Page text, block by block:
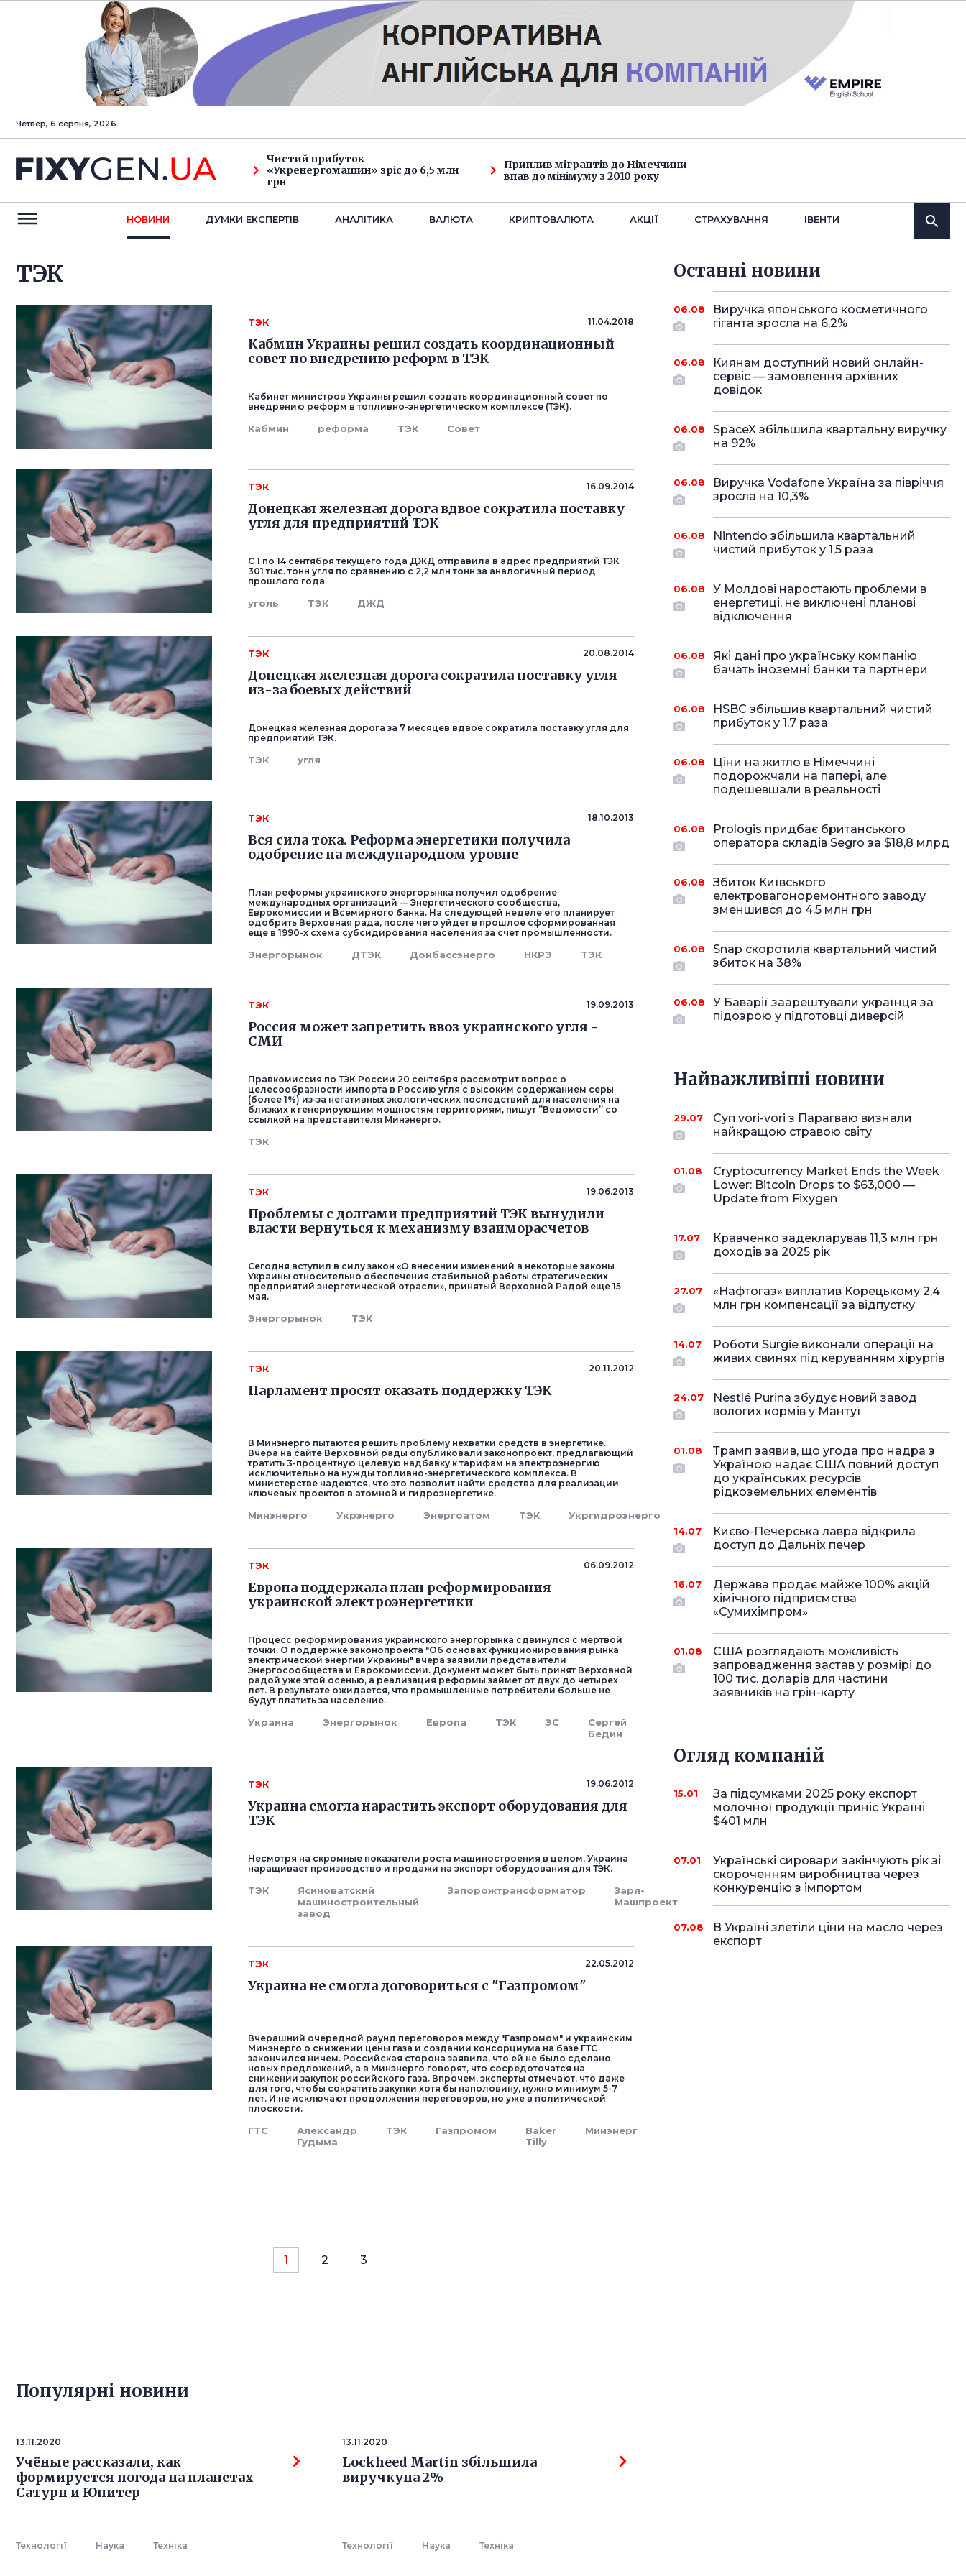
Четвер, 6 серпня, 2026
Чистий прибуток
«Укренергомашин» зріс до 6,5 млн
грн
Приплив мігрантів до Німеччини
впав до мінімуму з 2010 року
НОВИНИ ДУМКИ ЕКСПЕРТIВ АНАЛIТИКА ВАЛЮТА КРИПТОВАЛЮТА АКЦІЇ СТРАХУВАННЯ IВЕНТИ
ТЭК
ТЭК 11.04.2018
Кабмин Украины решил создать координационный
совет по внедрению реформ в ТЭК
Кабинет министров Украины решил создать координационный совет по
внедрению реформ в топливно-энергетическом комплексе (ТЭК).
Кабмин реформа ТЭК Совет
ТЭК 16.09.2014
Донецкая железная дорога вдвое сократила поставку
угля для предприятий ТЭК
С 1 по 14 сентября текущего года ДЖД отправила в адрес предприятий ТЭК
301 тыс. тонн угля по сравнению с 2,2 млн тонн за аналогичный период
прошлого года
уголь ТЭК ДЖД
ТЭК 20.08.2014
Донецкая железная дорога сократила поставку угля
из-за боевых действий
Донецкая железная дорога за 7 месяцев вдвое сократила поставку угля для
предприятий ТЭК.
ТЭК угля
ТЭК 18.10.2013
Вся сила тока. Реформа энергетики получила
одобрение на международном уровне
План реформы украинского энергорынка получил одобрение
международных организаций — Энергетического сообщества,
Еврокомиссии и Всемирного банка. На следующей неделе его планирует
одобрить Верховная рада, после чего уйдет в прошлое сформированная
еще в 1990-х схема субсидирования населения за счет промышленности.
Энергорынок ДТЭК Донбассэнерго НКРЭ ТЭК
ТЭК 19.09.2013
Россия может запретить ввоз украинского угля -
СМИ
Правкомиссия по ТЭК России 20 сентября рассмотрит вопрос о
целесообразности импорта в Россию угля с высоким содержанием серы
(более 1%) из-за негативных экологических последствий для населения на
близких к генерирующим мощностям территориям, пишут ”Ведомости” со
ссылкой на представителя Минэнерго.
ТЭК
ТЭК 19.06.2013
Проблемы с долгами предприятий ТЭК вынудили
власти вернуться к механизму взаиморасчетов
Сегодня вступил в силу закон «О внесении изменений в некоторые законы
Украины относительно обеспечения стабильной работы стратегических
предприятий энергетической отрасли», принятый Верховной Радой еще 15
мая.
Энергорынок ТЭК
ТЭК 20.11.2012
Парламент просят оказать поддержку ТЭК
В Минэнерго пытаются решить проблему нехватки средств в энергетике.
Вчера на сайте Верховной рады опубликовали законопроект, предлагающий
тратить 3-процентную целевую надбавку к тарифам на электроэнергию
исключительно на нужды топливно-энергетического комплекса. В
министерстве надеются, что это позволит найти средства для реализации
ключевых проектов в атомной и гидроэнергетике.
Минэнерго Укрэнерго Энергоатом ТЭК Укргидроэнерго
ТЭК 06.09.2012
Европа поддержала план реформирования
украинской электроэнергетики
Процесс реформирования украинского энергорынка сдвинулся с мертвой
точки. О поддержке законопроекта "Об основах функционирования рынка
электрической энергии Украины" вчера заявили представители
Энергосообщества и Еврокомиссии. Документ может быть принят Верховной
радой уже этой осенью, а реализация реформы займет от двух до четырех
лет. В результате ожидается, что промышленные потребители больше не
будут платить за население.
Украина Энергорынок Европа ТЭК ЭС
Сергей
Бедин
ТЭК 19.06.2012
Украина смогла нарастить экспорт оборудования для
ТЭК
Несмотря на скромные показатели роста машиностроения в целом, Украина
наращивает производство и продажи на экспорт оборудования для ТЭК.
ТЭК
Ясиноватский
машиностроительный
завод
Запорожтрансформатор
Заря-
Машпроект
ТЭК 22.05.2012
Украина не смогла договориться с "Газпромом"
Вчерашний очередной раунд переговоров между "Газпромом" и украинским
Минэнерго о снижении цены газа и создании консорциума на базе ГТС
закончился ничем. Российская сторона заявила, что ей не было сделано
новых предложений, а в Минэнерго говорят, что сосредоточатся на
снижении закупок российского газа. Впрочем, эксперты отмечают, что даже
для того, чтобы сократить закупки хотя бы наполовину, нужно минимум 5-7
лет. И не исключают продолжения переговоров, но уже в политической
плоскости.
ГТС
Александр
Гудыма
ТЭК Газпромом
Baker
Tilly
Минэнерг
1 2 3
Популярнi новини
13.11.2020
Учёные рассказали, как
формируется погода на планетах
Сатурн и Юпитер
Технології Наука Технiка
13.11.2020
Lockheed Martin збільшила
виручкуна 2%
Технології Наука Технiка
Останнi новини
06.08
Виручка японського косметичного
гіганта зросла на 6,2%
06.08
Киянам доступний новий онлайн-
сервіс — замовлення архівних
довідок
06.08
SpaceX збільшила квартальну виручку
на 92%
06.08
Виручка Vodafone Україна за півріччя
зросла на 10,3%
06.08
Nintendo збільшила квартальний
чистий прибуток у 1,5 раза
06.08
У Молдові наростають проблеми в
енергетиці, не виключені планові
відключення
06.08
Які дані про українську компанію
бачать іноземні банки та партнери
06.08
HSBC збільшив квартальний чистий
прибуток у 1,7 раза
06.08
Ціни на житло в Німеччині
подорожчали на папері, але
подешевшали в реальності
06.08
Prologis придбає британського
оператора складів Segro за $18,8 млрд
06.08
Збиток Київського
електровагоноремонтного заводу
зменшився до 4,5 млн грн
06.08
Snap скоротила квартальний чистий
збиток на 38%
06.08
У Баварії заарештували українця за
підозрою у підготовці диверсій
Найважливіші новини
29.07
Суп vori-vori з Парагваю визнали
найкращою стравою світу
01.08
Cryptocurrency Market Ends the Week
Lower: Bitcoin Drops to $63,000 —
Update from Fixygen
17.07
Кравченко задекларував 11,3 млн грн
доходів за 2025 рік
27.07
«Нафтогаз» виплатив Корецькому 2,4
млн грн компенсації за відпустку
14.07
Роботи Surgie виконали операції на
живих свинях під керуванням хірургів
24.07
Nestlé Purina збудує новий завод
вологих кормів у Мантуї
01.08
Трамп заявив, що угода про надра з
Україною надає США повний доступ
до українських ресурсів
рідкоземельних елементів
14.07
Києво-Печерська лавра відкрила
доступ до Дальніх печер
16.07
Держава продає майже 100% акцій
хімічного підприємства
«Сумихімпром»
01.08
США розглядають можливість
запровадження застав у розмірі до
100 тис. доларів для частини
заявників на грін-карту
Огляд компаній
15.01
За підсумками 2025 року експорт
молочної продукції приніс Україні
$401 млн
07.01
Українські сировари закінчують рік зі
скороченням виробництва через
конкуренцію з імпортом
07.08
В Україні злетіли ціни на масло через
експорт